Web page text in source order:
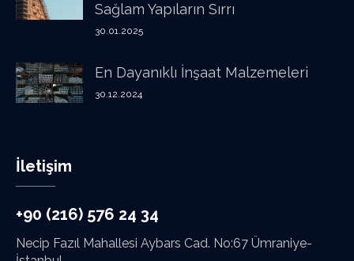
Sağlam Yapıların Sırrı
30.01.2025
En Dayanıklı İnşaat Malzemeleri
30.12.2024
İletişim
+90 (216) 576 24 34
Necip Fazıl Mahallesi Aybars Cad. No:67 Ümraniye-